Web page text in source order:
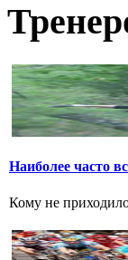
Наиболее часто
Кому не